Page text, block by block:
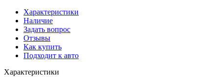
Характеристики
Наличие
Задать вопрос
Отзывы
Как купить
Подходит к авто
Характеристики